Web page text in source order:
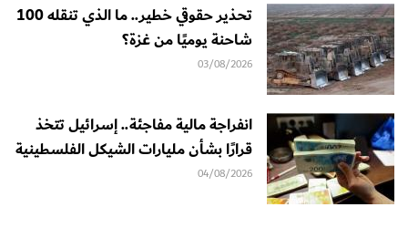
تحذير حقوقي خطير.. ما الذي تنقله 100
شاحنة يوميًا من غزة؟
03/08/2026
انفراجة مالية مفاجئة.. إسرائيل تتخذ
قرارًا بشأن مليارات الشيكل الفلسطينية
04/08/2026